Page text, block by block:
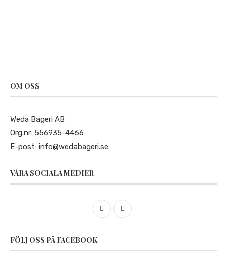
OM OSS
Weda Bageri AB
Org.nr: 556935-4466
E-post: info@wedabageri.se
VÅRA SOCIALA MEDIER
FÖLJ OSS PÅ FACEBOOK